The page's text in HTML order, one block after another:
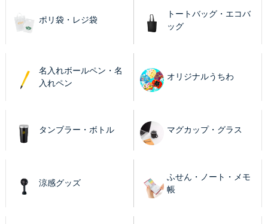
ポリ袋・レジ袋
トートバッグ・エコバ
ッグ
名入れボールペン・名
入れペン
オリジナルうちわ
タンブラー・ボトル マグカップ・グラス
涼感グッズ
ふせん・ノート・メモ
帳